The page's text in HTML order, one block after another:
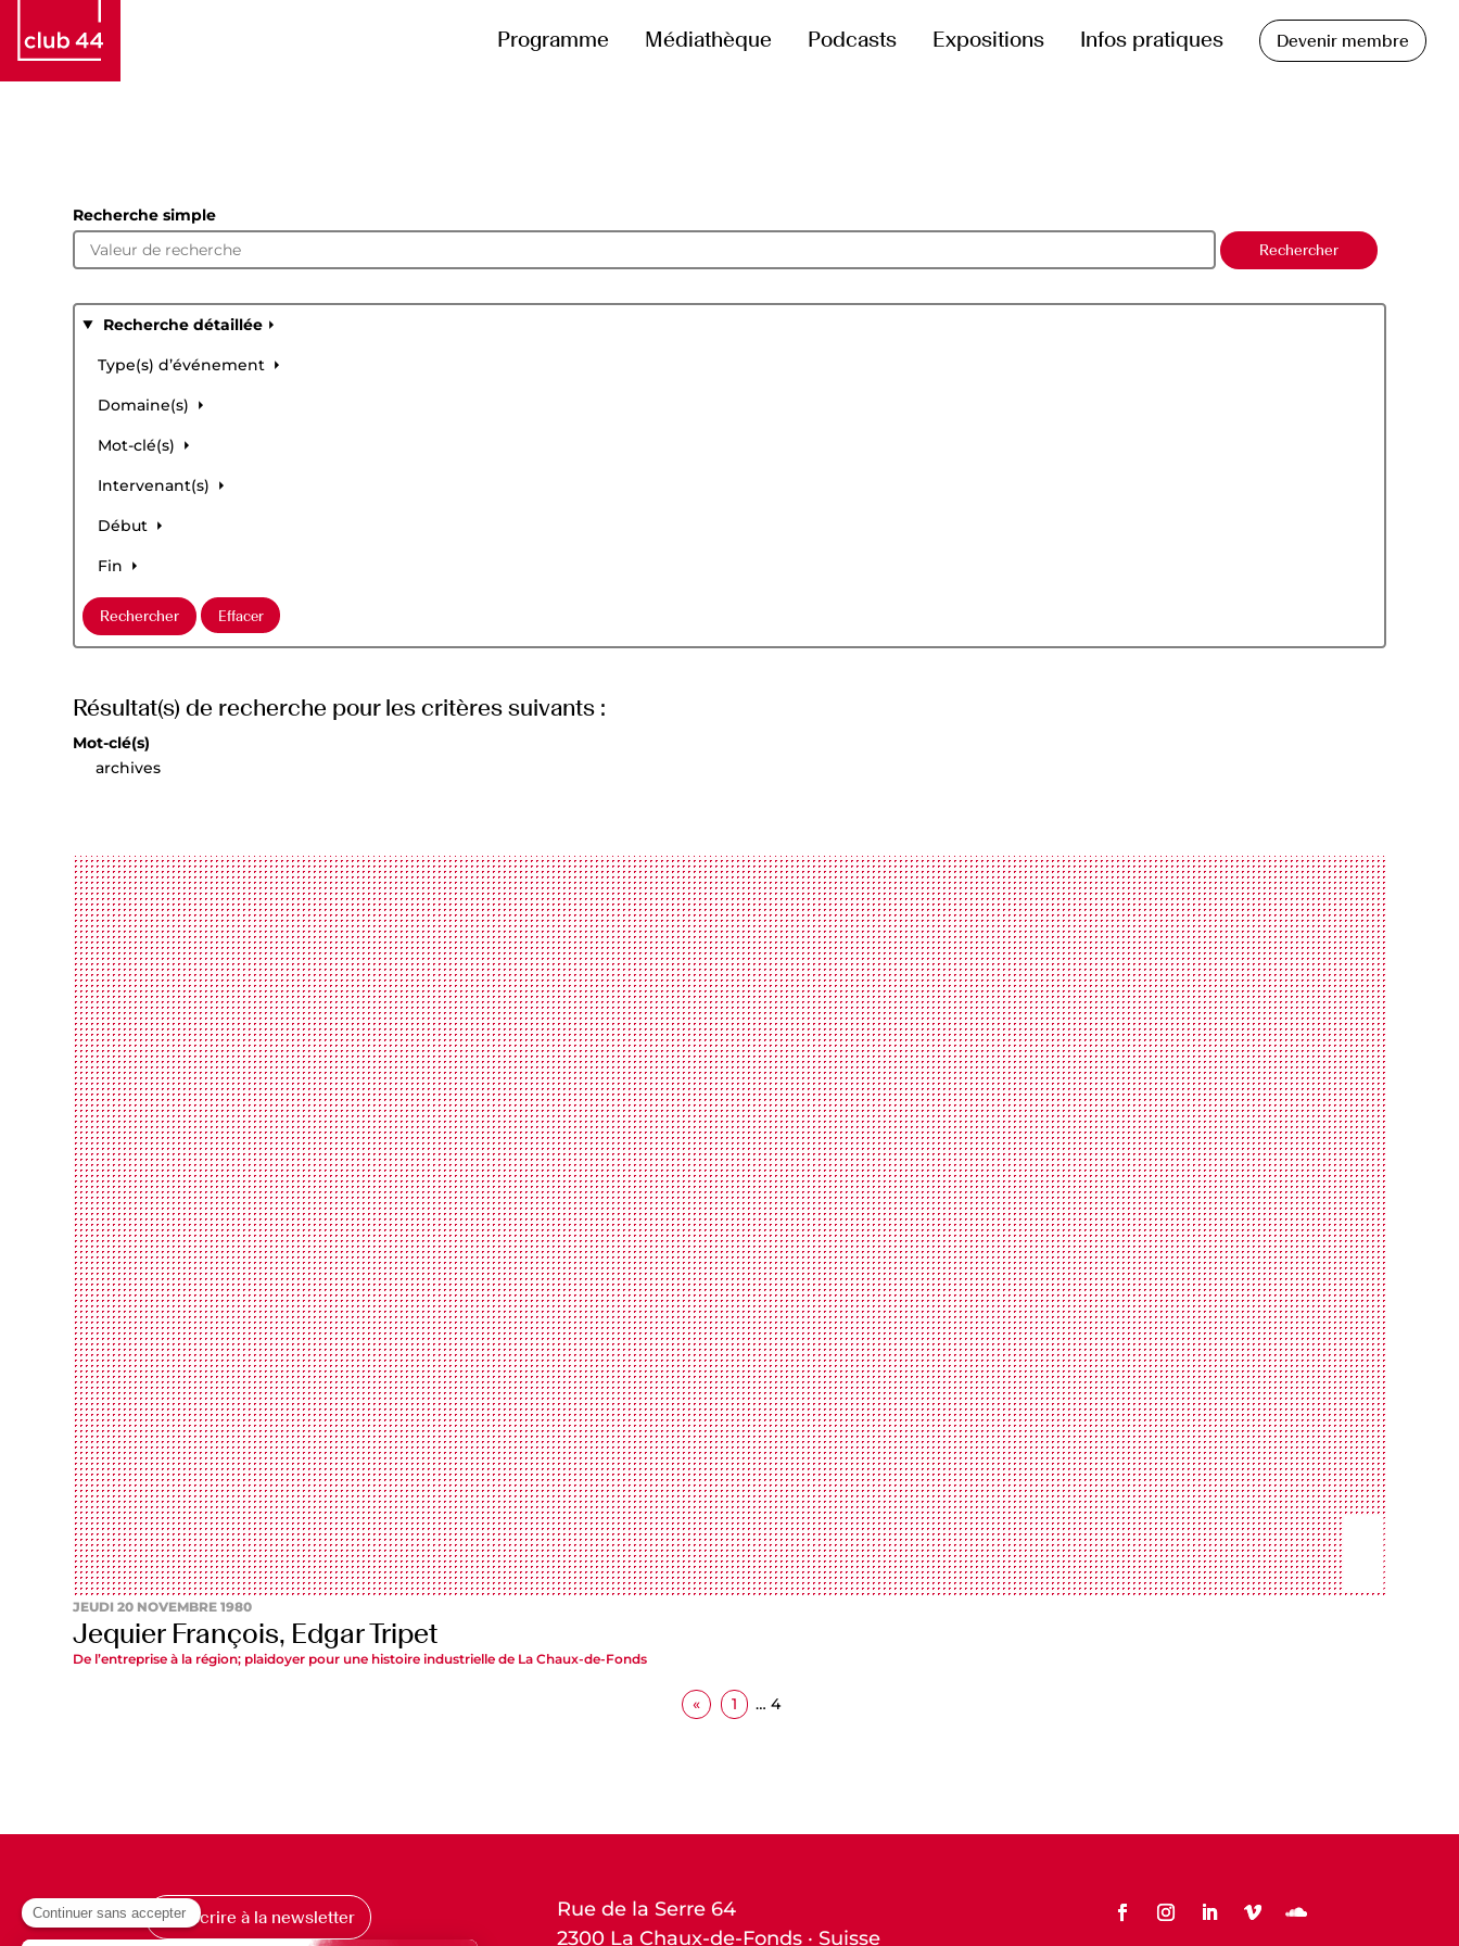
Programme Médiathèque Podcasts Expositions Infos pratiques Devenir membre
Recherche simple
Recherche détaillée
Type(s) d’événement
Domaine(s)
Mot-clé(s)
Intervenant(s)
Début
Fin
Résultat(s) de recherche pour les critères suivants :
Mot-clé(s)
archives
JEUDI 20 NOVEMBRE 1980
Jequier François, Edgar Tripet
De l’entreprise à la région; plaidoyer pour une histoire industrielle de La Chaux-de-Fonds
« 1 … 4
S’inscrire à la newsletter
Rue de la Serre 64
2300 La Chaux-de-Fonds · Suisse